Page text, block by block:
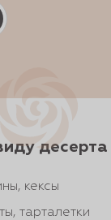
десерта
кексы
тарталетки